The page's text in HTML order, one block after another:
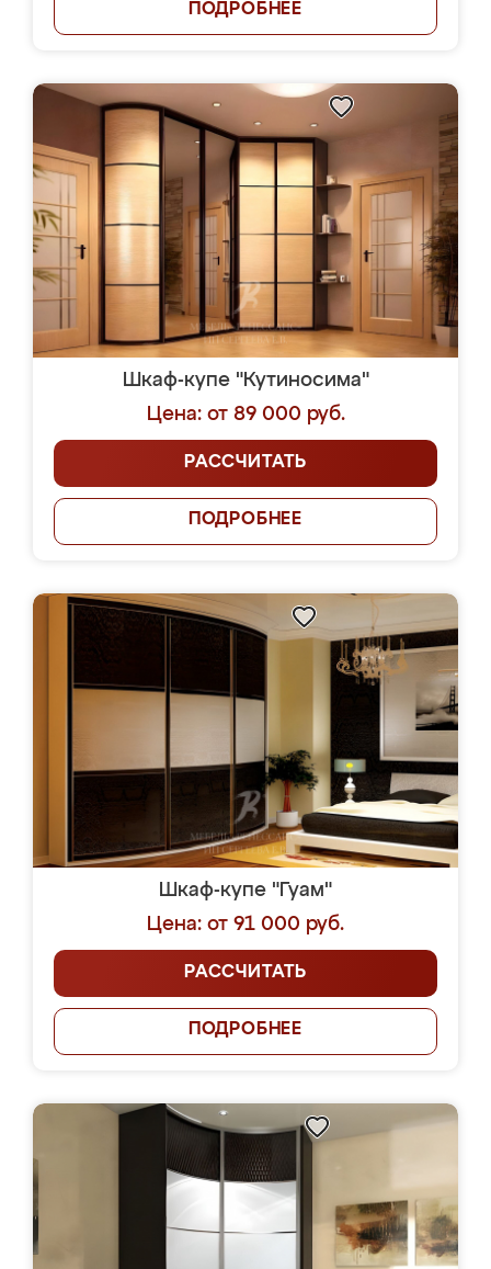
ПОДРОБНЕЕ
Шкаф-купе "Кутиносима"
Цена: от 89 000 руб.
РАССЧИТАТЬ
ПОДРОБНЕЕ
Шкаф-купе "Гуам"
Цена: от 91 000 руб.
РАССЧИТАТЬ
ПОДРОБНЕЕ